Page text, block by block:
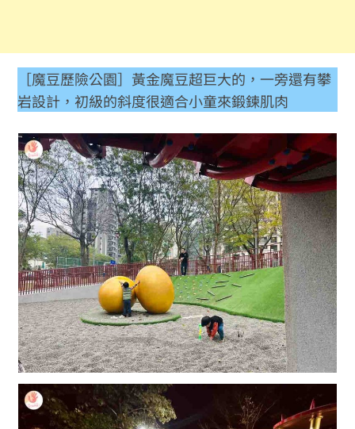
［魔豆歷險公園］黃金魔豆超巨大的，一旁還有攀
岩設計，初級的斜度很適合小童來鍛鍊肌肉